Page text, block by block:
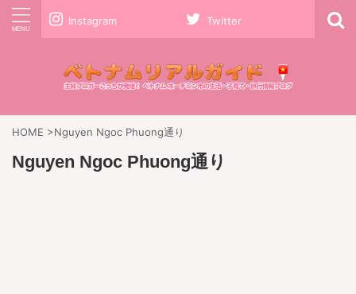
Instagram Twitter
HOME >Nguyen Ngoc Phuong通り
Nguyen Ngoc Phuong通り